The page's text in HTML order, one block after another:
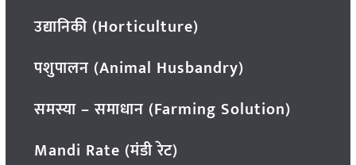
उद्यानिकी (Horticulture)
पशुपालन (Animal Husbandry)
समस्या – समाधान (Farming Solution)
Mandi Rate (मंडी रेट)